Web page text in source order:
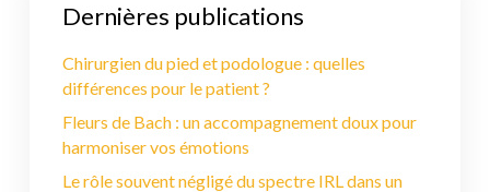
Dernières publications
Chirurgien du pied et podologue : quelles
différences pour le patient ?
Fleurs de Bach : un accompagnement doux pour
harmoniser vos émotions
Le rôle souvent négligé du spectre IRL dans un